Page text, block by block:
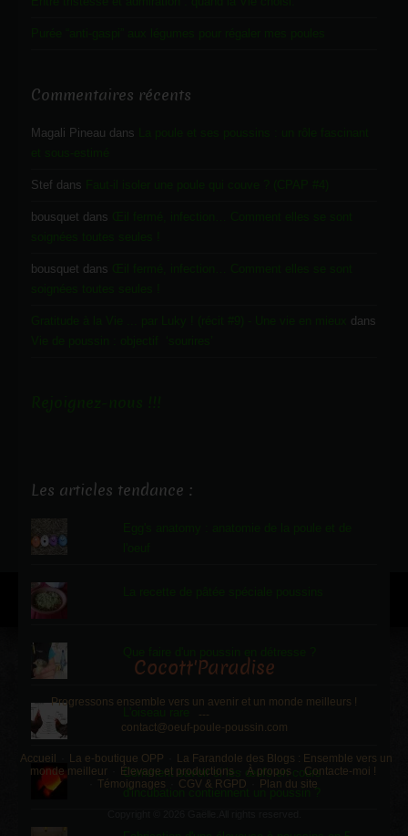
Commentaires récents
Magali Pineau dans
Stef dans
bousquet dans
bousquet dans
dans
Les articles tendance :
Comment savoir si les œufs en cours
d'incubation contiennent un poussin ?
Cocott'Paradise
Progressons ensemble vers un avenir et un monde meilleurs !
---
contact@oeuf-poule-poussin.com
Accueil La e-boutique OPP
La Farandole des Blogs : Ensemble vers un
monde meilleur
Élevage et productions À propos
Contacte-moi !
Témoignages
CGV & RGPD Plan du site